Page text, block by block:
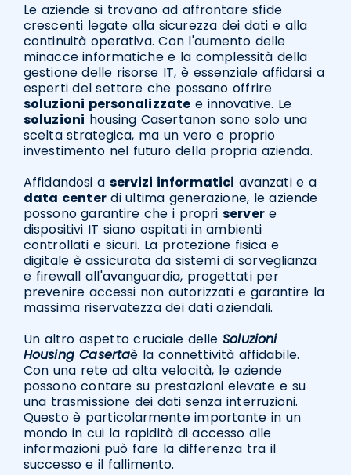
Le aziende si trovano ad affrontare sfide
crescenti legate alla sicurezza dei dati e alla
continuità operativa. Con l'aumento delle
minacce informatiche e la complessità della
gestione delle risorse IT, è essenziale affidarsi a
esperti del settore che possano offrire
soluzioni personalizzate e innovative. Le
soluzioni housing Casertanon sono solo una
scelta strategica, ma un vero e proprio
investimento nel futuro della propria azienda.
Affidandosi a servizi informatici avanzati e a
data centerdi ultima generazione, le aziende
possono garantire che i propriservere
dispositivi IT siano ospitati in ambienti
controllati e sicuri. La protezione fisica e
digitale è assicurata da sistemi di sorveglianza
e firewall all'avanguardia, progettati per
prevenire accessi non autorizzati e garantire la
massima riservatezza dei dati aziendali.
Un altro aspetto cruciale delleSoluzioni
Housing Casertaè la connettività affidabile.
Con una rete ad alta velocità, le aziende
possono contare su prestazioni elevate e su
una trasmissione dei dati senza interruzioni.
Questo è particolarmente importante in un
mondo in cui la rapidità di accesso alle
informazioni può fare la differenza tra il
successo e il fallimento.